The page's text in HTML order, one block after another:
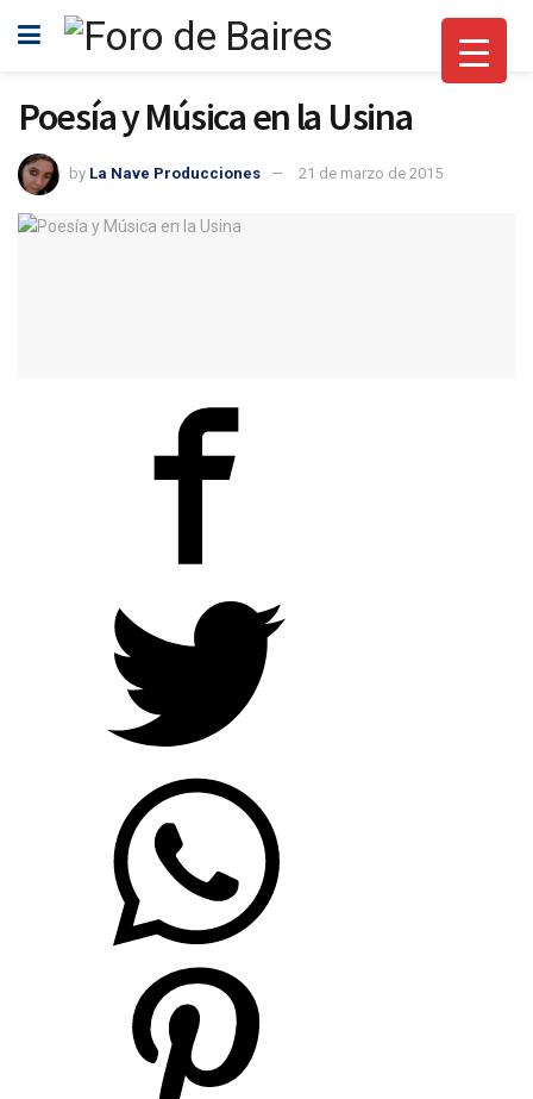
Poesía y Música en la Usina
by La Nave Producciones 21 de marzo de 2015